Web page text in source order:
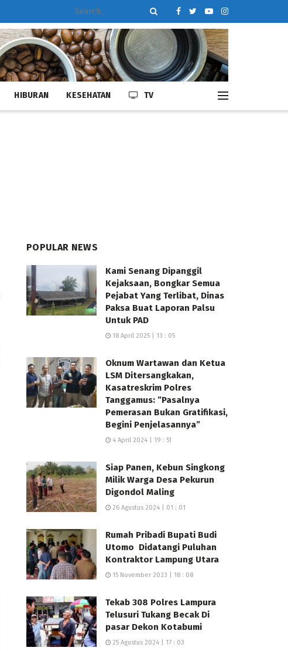
HIBURAN KESEHATAN TV
POPULAR NEWS
Kami Senang Dipanggil
Kejaksaan, Bongkar Semua
Pejabat Yang Terlibat, Dinas
Paksa Buat Laporan Palsu
Untuk PAD
18 April 2025 | 13 : 05
Oknum Wartawan dan Ketua
LSM Ditersangkakan,
Kasatreskrim Polres
Tanggamus: ”Pasalnya
Pemerasan Bukan Gratifikasi,
Begini Penjelasannya”
4 April 2024 | 19 : 51
Siap Panen, Kebun Singkong
Milik Warga Desa Pekurun
Digondol Maling
26 Agustus 2024 | 01 : 01
Rumah Pribadi Bupati Budi
Utomo Didatangi Puluhan
Kontraktor Lampung Utara
15 November 2023 | 18 : 08
Tekab 308 Polres Lampura
Telusuri Tukang Becak Di
pasar Dekon Kotabumi
25 Agustus 2024 | 17 : 03